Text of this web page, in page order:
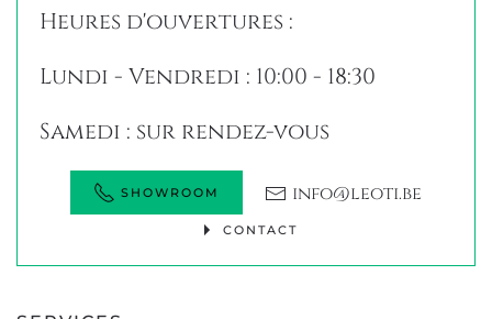
Heures d'ouvertures :
Lundi - Vendredi : 10:00 - 18:30
Samedi : sur rendez-vous
SHOWROOM info@leoti.be
CONTACT